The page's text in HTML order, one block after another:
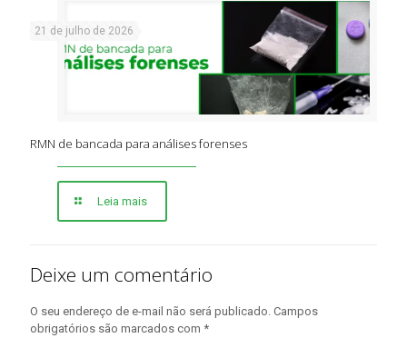
21 de julho de 2026
RMN de bancada para análises forenses
Leia mais
Deixe um comentário
O seu endereço de e-mail não será publicado. Campos
obrigatórios são marcados com *